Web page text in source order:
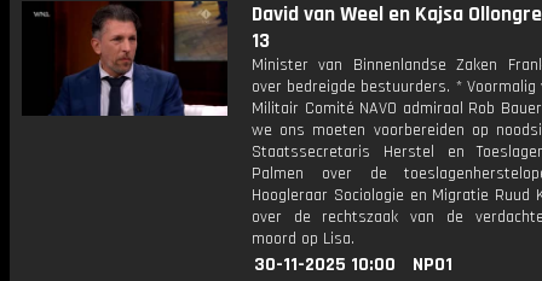
David van Weel en Kajsa
13
Minister van Binnenlandse Zaken
over bedreigde bestuurders. *
Militair Comité NAVO admiraal Rob
we ons moeten voorbereiden op
Staatssecretaris Herstel en
Palmen over de
Hoogleraar Sociologie en Migratie Ruud
over de rechtszaak van de
moord op Lisa.
30-11-2025 10:00
NPO1